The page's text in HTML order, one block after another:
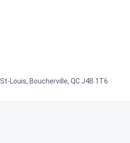
Louis, Boucherville, QC J4B 1T6